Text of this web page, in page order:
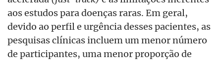
aos estudos para doenças raras. Em geral,
devido ao perfil e urgência desses pacientes, as
pesquisas clínicas incluem um menor número
de participantes, uma menor proporção de